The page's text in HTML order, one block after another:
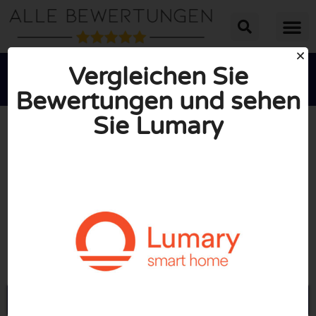
 
INSGESAMT: 10/10
(0 Bewertungen)
Vergleichen Sie
Bewertungen und sehen
Sie Lumary